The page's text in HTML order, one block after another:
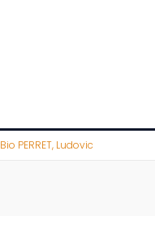
Bio PERRET, Ludovic